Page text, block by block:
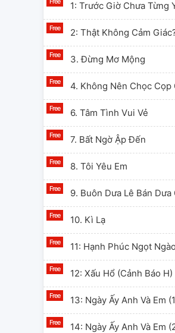
1: Trước Giờ Chưa Từng
2: Thật Không Cảm
3. Đừng Mơ Mộng
4. Không Nên Chọc Cọp
6. Tâm Tình Vui Vẻ
7. Bất Ngờ Ập Đến
8. Tôi Yêu Em
9. Buôn Dưa Lê Bán Dưa
10. Kì Lạ
11: Hạnh Phúc Ngọt Ngào
12: Xấu Hổ (cảnh Báo H)
13: Ngày Ấy Anh Và Em
14: Ngày Ấy Anh Và Em